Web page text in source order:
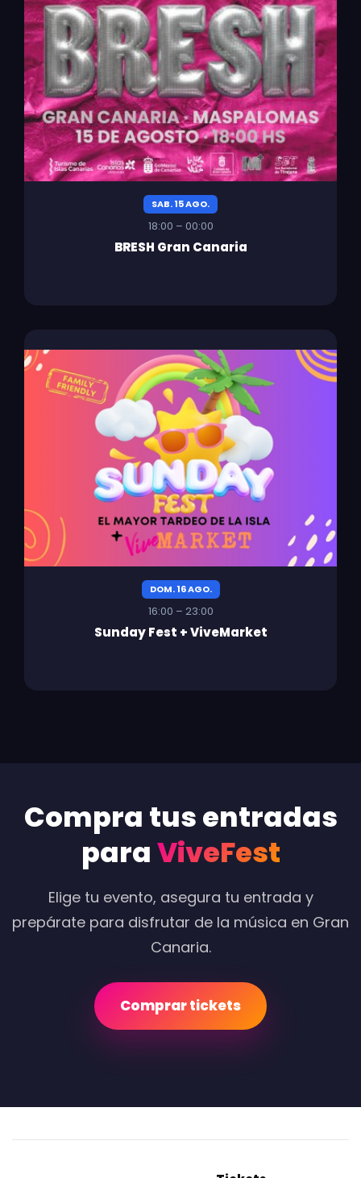
SAB. 15 AGO.
18:00 – 00:00
BRESH Gran Canaria
DOM. 16 AGO.
16:00 – 23:00
Sunday Fest + ViveMarket
Compra tus entradas
paraViveFest
Elige tu evento, asegura tu entrada y
prepárate para disfrutar de la música en Gran
Canaria.
Comprar tickets